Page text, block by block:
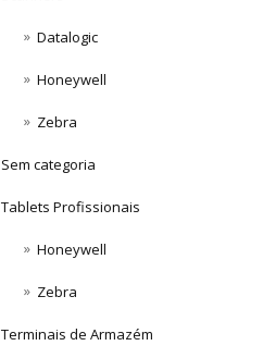
Datalogic
Honeywell
Zebra
Sem categoria
Tablets Profissionais
Honeywell
Zebra
Terminais de Armazém